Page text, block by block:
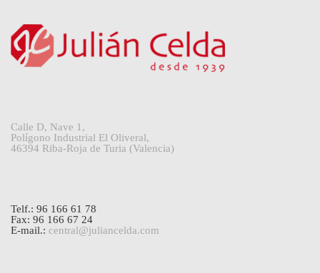
Calle D, Nave 1,
Polígono Industrial El Oliveral,
46394 Riba-Roja de Turia (Valencia)
Telf.: 96 166 61 78
Fax: 96 166 67 24
E-mail.: central@juliancelda.com